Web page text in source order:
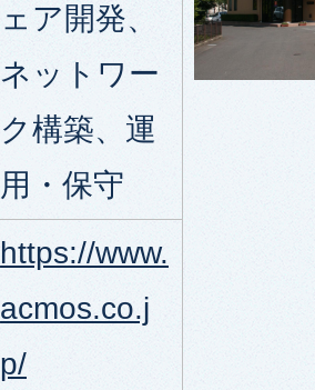
ェア開発、
ネットワー
ク構築、運
用・保守
https://www.
acmos.co.j
p/